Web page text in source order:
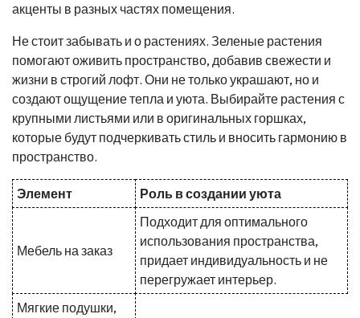
акценты в разных частях помещения.
Не стоит забывать и о растениях. Зеленые растения
помогают оживить пространство, добавив свежести и
жизни в строгий лофт. Они не только украшают, но и
создают ощущение тепла и уюта. Выбирайте растения с
крупными листьями или в оригинальных горшках,
которые будут подчеркивать стиль и вносить гармонию в
пространство.
Элемент Роль в создании уюта
Мебель на заказ
Подходит для оптимального
использования пространства,
придает индивидуальность и не
перегружает интерьер.
Мягкие подушки,